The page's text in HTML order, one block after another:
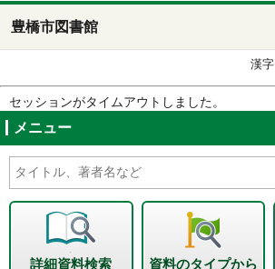
豊橋市図書館
漢字
セッションがタイムアウトしました。
メニュー
詳細資料検索
資料のタイプから